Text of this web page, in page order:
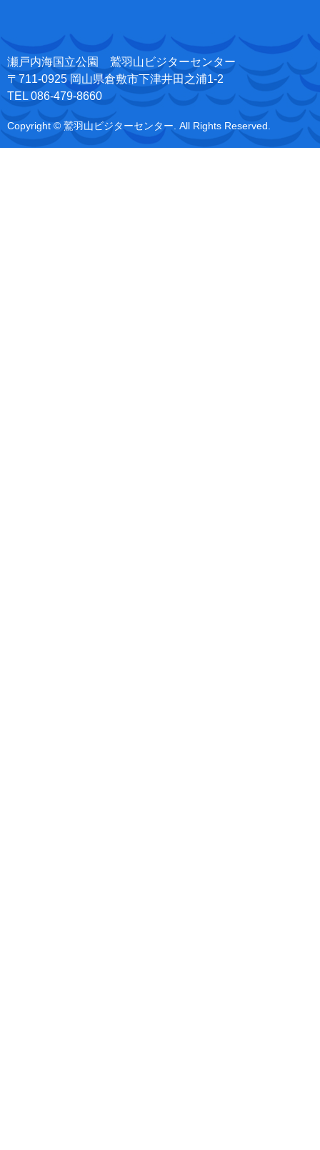
瀬戸内海国立公園 鷲羽山ビジターセンター
〒711-0925 岡山県倉敷市下津井田之浦1-2
TEL 086-479-8660
Copyright © 鷲羽山ビジターセンター. All Rights Reserved.